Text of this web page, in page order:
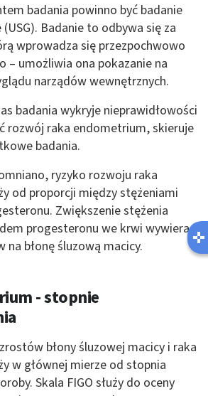
badania powinno być badanie
Badanie to odbywa się za
wprowadza się przezpochwowo
– umożliwia ona pokazanie na
narządów wewnętrznych.
badania wykryje nieprawidłowości
rozwój raka endometrium, skieruje
badania.
ryzyko rozwoju raka
od proporcji między stężeniami
Zwiększenie stężenia
progesteronu we krwi wywiera
na błonę śluzową macicy.
- stopnie
błony śluzowej macicy i raka
w głównej mierze od stopnia
Skala FIGO służy do oceny